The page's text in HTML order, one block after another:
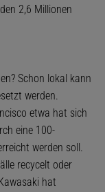
2,6 Millionen
Schon lokal kann
werden.
etwa hat sich
eine 100-
werden soll.
recycelt oder
hat